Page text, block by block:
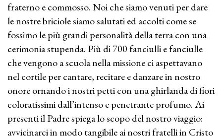
fraterno e commosso. Noi che siamo venuti per dare
le nostre briciole siamo salutati ed accolti come se
fossimo le più grandi personalità della terra con una
cerimonia stupenda. Più di 700 fanciulli e fanciulle
che vengono a scuola nella missione ci aspettavano
nel cortile per cantare, recitare e danzare in nostro
onore ornando i nostri petti con una ghirlanda di fiori
coloratissimi dall’intenso e penetrante profumo. Ai
presenti il Padre spiega lo scopo del nostro viaggio:
avvicinarci in modo tangibile ai nostri fratelli in Cristo